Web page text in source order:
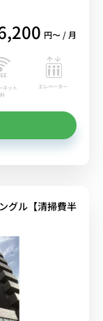
円〜 / 月
ネット
エレベーター
グル【清掃費半